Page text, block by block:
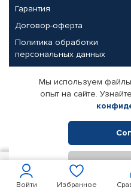
Войти Избранное
Гарантия
Договор-оферта
Политика обработки
персональных данных
Партнерам
Корпоративным клиентам
Поставщикам
© КАМАЗ ЦЕНТР ДОНЕЦК, 2015-
Интернет-магазин
Мы используем
опыт на сайте.
850